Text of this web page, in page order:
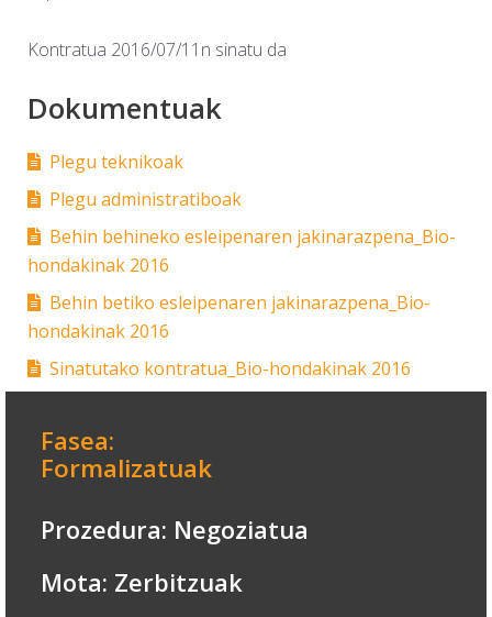
Kontratua 2016/07/11n sinatu da
Dokumentuak
Plegu teknikoak
Plegu administratiboak
Behin behineko esleipenaren jakinarazpena_Bio-
hondakinak 2016
Behin betiko esleipenaren jakinarazpena_Bio-
hondakinak 2016
Sinatutako kontratua_Bio-hondakinak 2016
Fasea:
Formalizatuak
Prozedura: Negoziatua
Mota: Zerbitzuak